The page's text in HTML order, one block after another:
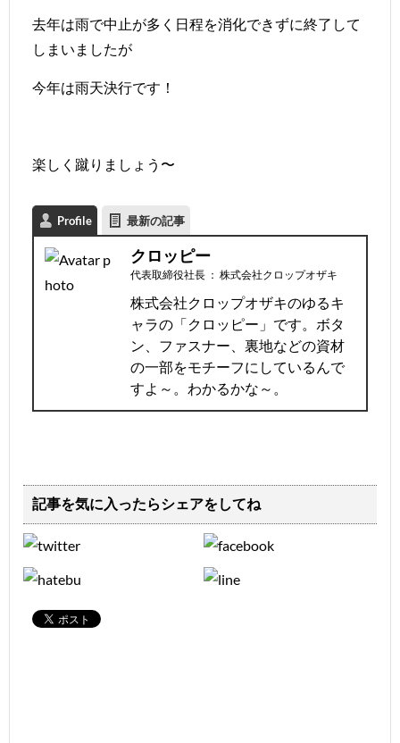
去年は雨で中止が多く日程を消化できずに終了して
しまいましたが
今年は雨天決行です！
楽しく蹴りましょう〜
Profile 最新の記事
クロッピー
代表取締役社長 ： 株式会社クロップオザキ
株式会社クロップオザキのゆるキ
ャラの「クロッピー」です。ボタ
ン、ファスナー、裏地などの資材
の一部をモチーフにしているんで
すよ～。わかるかな～。
記事を気に入ったらシェアをしてね